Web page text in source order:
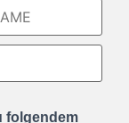
folgendem